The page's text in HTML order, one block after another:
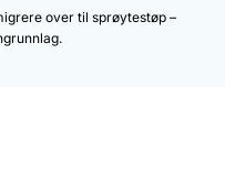
over til sprøytestøp –